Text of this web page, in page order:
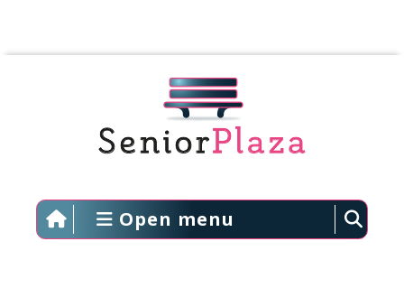
Open menu